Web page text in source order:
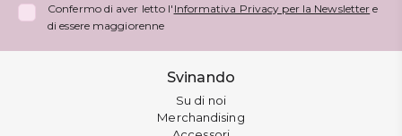
Confermo di aver letto l' Informativa Privacy per la Newsletter e
di essere maggiorenne
Svinando
Su di noi
Merchandising